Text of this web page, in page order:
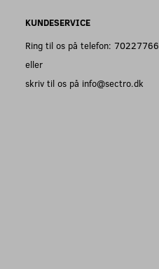
KUNDESERVICE
Ring til os på telefon: 70227766
eller
skriv til os på info@sectro.dk